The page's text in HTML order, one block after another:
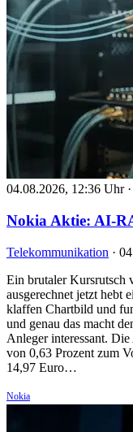
04.08.2026, 12:36 Uhr ·
Nokia Aktie: AI-
Telekommunikation ·
Ein brutaler Kursrutsch
ausgerechnet jetzt hebt
klaffen Chartbild und
und genau das macht
Anleger interessant.
von 0,63 Prozent zum
14,97 Euro…
Nokia